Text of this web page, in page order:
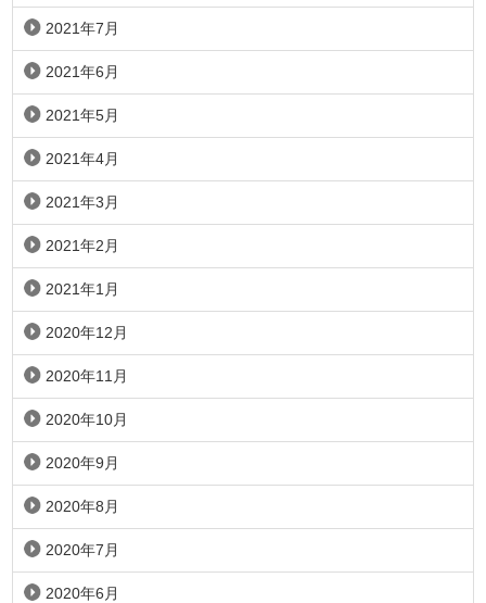
2021年7月
2021年6月
2021年5月
2021年4月
2021年3月
2021年2月
2021年1月
2020年12月
2020年11月
2020年10月
2020年9月
2020年8月
2020年7月
2020年6月